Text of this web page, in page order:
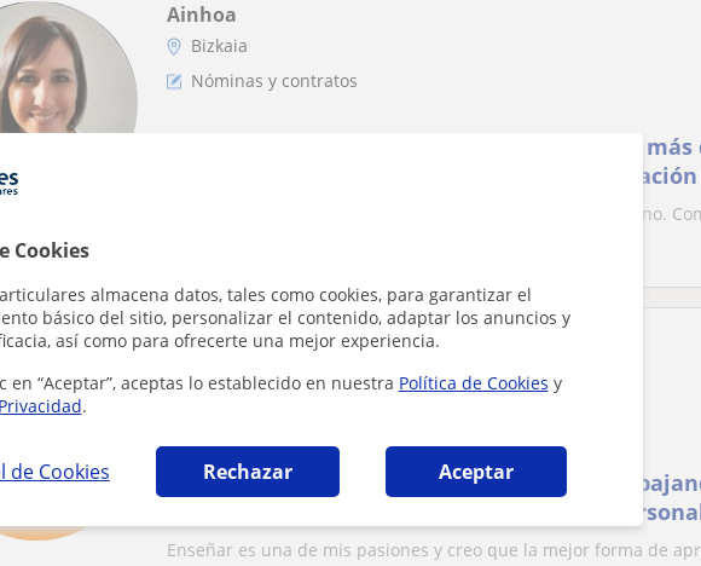
Cookies
almacena datos, tales como cookies, para garantizar el
básico del sitio, personalizar el contenido, adaptar los anuncios y
así como para ofrecerte una mejor experiencia.
en “Aceptar”, aceptas lo establecido en nuestra Política de Cookies y
.
de Cookies Rechazar Aceptar
Ainhoa
Bizkaia
Nóminas y contratos
Soy profesional de Gestión de Personas con más
años de experiencia en gestión y administración
Mis clases se adaptan al nivel y los objetivos de cada alumno.
Noelia
Asturias
Profesora con más de 10 de experiencia
empresa y asesoría haciendo gestión de
(contratos, nominas, seguros)
Enseñar es una de mis pasiones y creo que la mejor forma de